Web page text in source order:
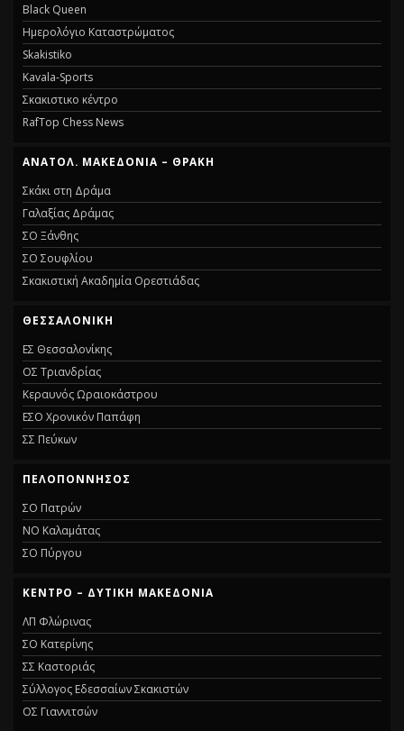
Black Queen
Ημερολόγιο Καταστρώματος
Skakistiko
Kavala-Sports
Σκακιστικο κέντρο
RafTop Chess News
ΑΝΑΤΟΛ. ΜΑΚΕΔΟΝΊΑ – ΘΡΆΚΗ
Σκάκι στη Δράμα
Γαλαξίας Δράμας
ΣΟ Ξάνθης
ΣΟ Σουφλίου
Σκακιστική Ακαδημία Ορεστιάδας
ΘΕΣΣΑΛΟΝΊΚΗ
ΕΣ Θεσσαλονίκης
ΟΣ Τριανδρίας
Κεραυνός Ωραιοκάστρου
ΕΣΟ Χρονικόν Παπάφη
ΣΣ Πεύκων
ΠΕΛΟΠΌΝΝΗΣΟΣ
ΣΟ Πατρών
ΝΟ Καλαμάτας
ΣΟ Πύργου
ΚΈΝΤΡΟ – ΔΥΤΙΚΉ ΜΑΚΕΔΟΝΊΑ
ΛΠ Φλώρινας
ΣΟ Κατερίνης
ΣΣ Καστοριάς
Σύλλογος Εδεσσαίων Σκακιστών
ΟΣ Γιαννιτσών